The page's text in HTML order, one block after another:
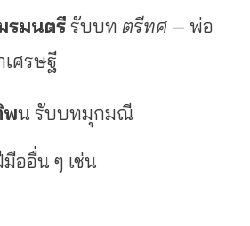
รมนตรีรับบท ตรีทศ— พ่อ
ศรษฐี
พน รับบทมุกมณี
ออื่น ๆ เช่น